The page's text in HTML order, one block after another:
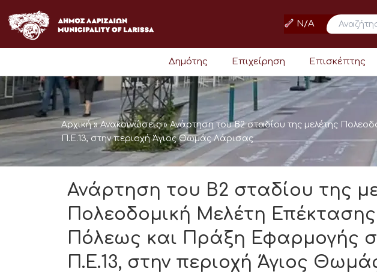
στο
περιεχόμενο
N/A
Δημότης Επιχείρηση Επισκέπτης
Αρχική»Ανακοινώσεις»Ανάρτηση του Β2 σταδίου της μελέτης
Π.Ε.13, στην περιοχή Άγιος Θωμάς Λάρισας
Ανάρτηση του Β2 σταδίου της
Πολεοδομική Μελέτη
Πόλεως και Πράξη Εφαρμογής
Π.Ε.13, στην περιοχή Άγιος